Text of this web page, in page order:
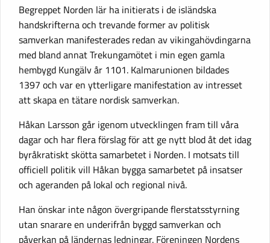
Begreppet Norden lär ha initierats i de isländska
handskrifterna och trevande former av politisk
samverkan manifesterades redan av vikingahövdingarna
med bland annat Trekungamötet i min egen gamla
hembygd Kungälv år 1101. Kalmarunionen bildades
1397 och var en ytterligare manifestation av intresset
att skapa en tätare nordisk samverkan.
Håkan Larsson går igenom utvecklingen fram till våra
dagar och har flera förslag för att ge nytt blod åt det idag
byråkratiskt skötta samarbetet i Norden. I motsats till
officiell politik vill Håkan bygga samarbetet på insatser
och ageranden på lokal och regional nivå.
Han önskar inte någon övergripande flerstatsstyrning
utan snarare en underifrån byggd samverkan och
påverkan på ländernas ledningar. Föreningen Nordens